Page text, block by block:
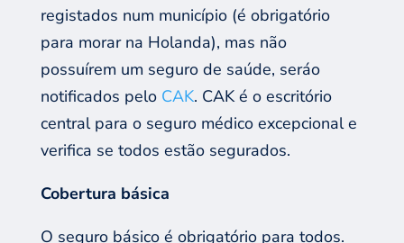
registados num município (é obrigatório
para morar na Holanda), mas não
possuírem um seguro de saúde, seráo
notificados pelo CAK. CAK é o escritório
central para o seguro médico excepcional e
verifica se todos estão segurados.
Cobertura básica
O seguro básico é obrigatório para todos.